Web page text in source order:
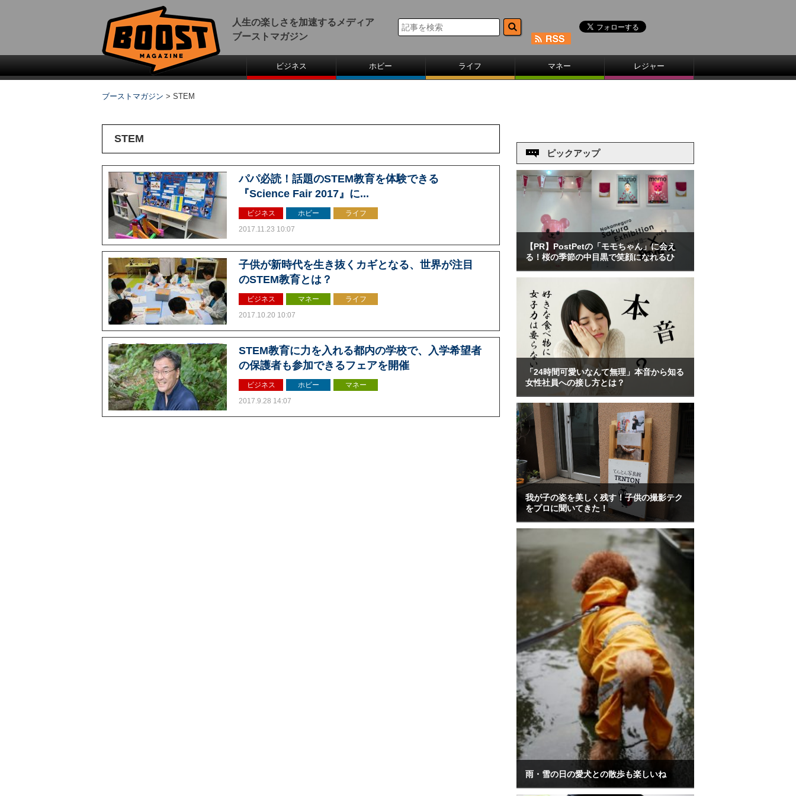
人生の楽しさを加速するメディア
ブーストマガジン
ビジネス ホビー ライフ マネー レジャー
ブーストマガジン > STEM
STEM
パパ必読！話題のSTEM教育を体験できる
『Science Fair 2017』に...
ビジネス ホビー
ライフ
2017.11.23 10:07
子供が新時代を生き抜くカギとなる、世界が注目
のSTEM教育とは？
ビジネス マネー
ライフ
2017.10.20 10:07
STEM教育に力を入れる都内の学校で、入学希望者
の保護者も参加できるフェアを開催
ビジネス ホビー
マネー
2017.9.28 14:07
ピックアップ
【PR】PostPetの「モモちゃん」に会え
る！桜の季節の中目黒で笑顔になれるひ
「24時間可愛いなんて無理」本音から知る
女性社員への接し方とは？
我が子の姿を美しく残す！子供の撮影テク
をプロに聞いてきた！
雨・雪の日の愛犬との散歩も楽しいね